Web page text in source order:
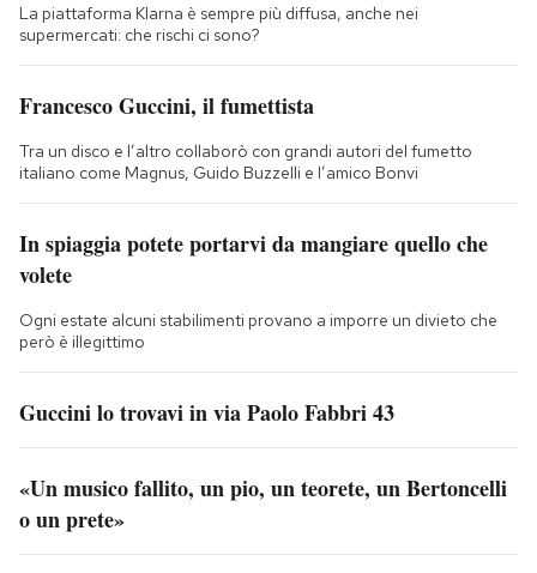
La piattaforma Klarna è sempre più diffusa, anche nei
supermercati: che rischi ci sono?
Francesco Guccini, il fumettista
Tra un disco e l’altro collaborò con grandi autori del fumetto
italiano come Magnus, Guido Buzzelli e l’amico Bonvi
In spiaggia potete portarvi da mangiare quello che
volete
Ogni estate alcuni stabilimenti provano a imporre un divieto che
però è illegittimo
Guccini lo trovavi in via Paolo Fabbri 43
«Un musico fallito, un pio, un teorete, un Bertoncelli
o un prete»